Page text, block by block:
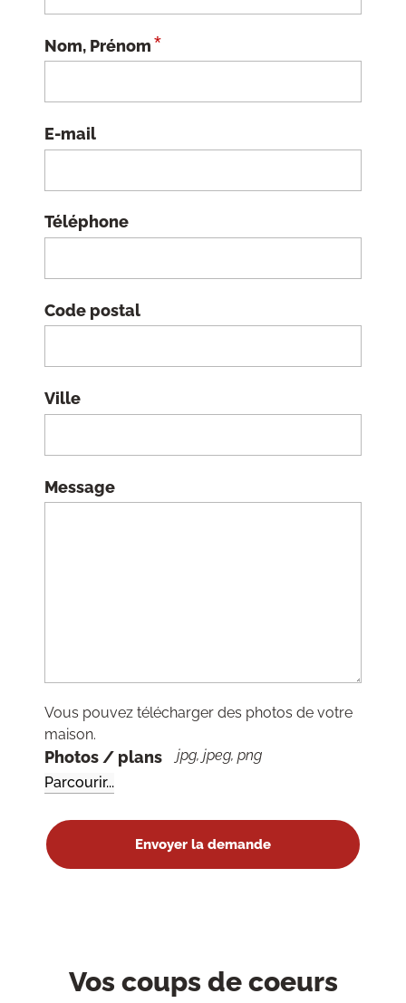
Nom, Prénom*
E-mail
Téléphone
Code postal
Ville
Message
Vous pouvez télécharger des photos de votre
maison.
Photos / plans jpg, jpeg, png
Vos coups de coeurs